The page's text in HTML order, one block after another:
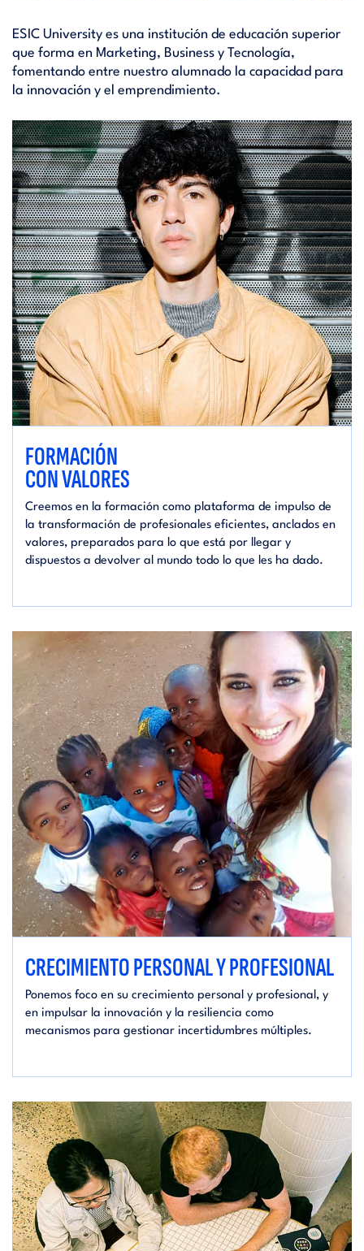
ESIC University es una institución de educación superior
que forma en Marketing, Business y Tecnología,
fomentando entre nuestro alumnado la capacidad para
la innovación y el emprendimiento.
FORMACIÓN
CON VALORES
Creemos en la formación como plataforma de impulso de
la transformación de profesionales eficientes, anclados en
valores, preparados para lo que está por llegar y
dispuestos a devolver al mundo todo lo que les ha dado.
CRECIMIENTO PERSONAL Y PROFESIONAL
Ponemos foco en su crecimiento personal y profesional, y
en impulsar la innovación y la resiliencia como
mecanismos para gestionar incertidumbres múltiples.